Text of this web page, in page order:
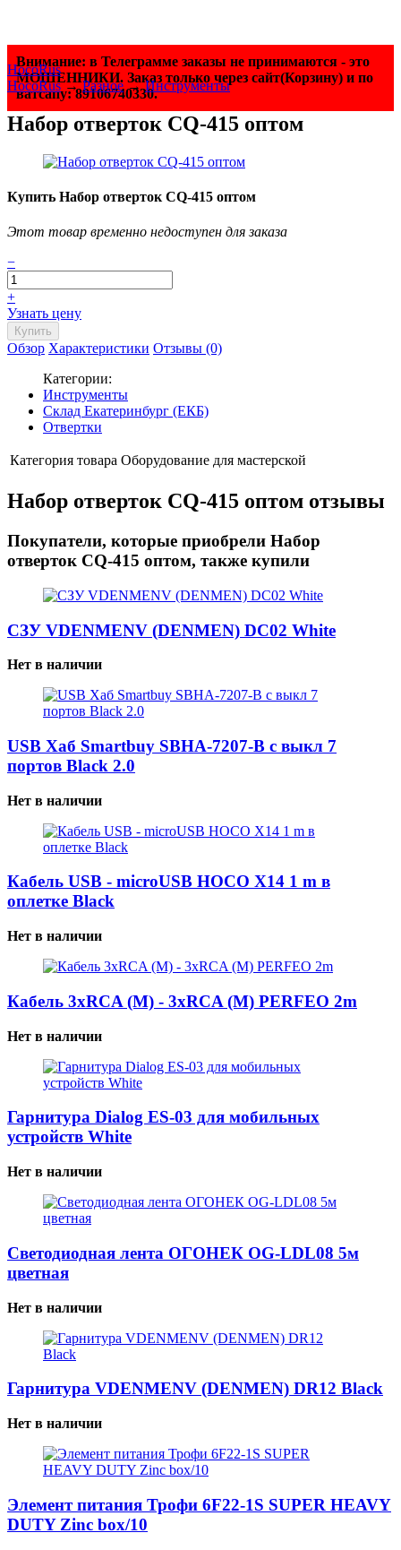
Внимание: в Телеграмме заказы не принимаются - это
МОШЕННИКИ. Заказ только через сайт(Корзину) и по
ватсапу: 89106740330.
HocoRus
HocoRus → Разное → Инструменты
Набор отверток CQ-415 оптом
Купить Набор отверток CQ-415 оптом
Этот товар временно недоступен для заказа
−
+
Узнать цену
Обзор Характеристики Отзывы (0)
Категории:
Инструменты
Склад Екатеринбург (ЕКБ)
Отвертки
Категория товара Оборудование для мастерской
Набор отверток CQ-415 оптом отзывы
Покупатели, которые приобрели Набор
отверток CQ-415 оптом, также купили
СЗУ VDENMENV (DENMEN) DC02 White
Нет в наличии
USB Хаб Smartbuy SBHA-7207-B с выкл 7
портов Black 2.0
Нет в наличии
Кабель USB - microUSB HOCO X14 1 m в
оплетке Black
Нет в наличии
Кабель 3xRCA (M) - 3xRCA (M) PERFEO 2m
Нет в наличии
Гарнитура Dialog ES-03 для мобильных
устройств White
Нет в наличии
Светодиодная лента ОГОНЕК OG-LDL08 5м
цветная
Нет в наличии
Гарнитура VDENMENV (DENMEN) DR12 Black
Нет в наличии
Элемент питания Трофи 6F22-1S SUPER HEAVY
DUTY Zinc box/10